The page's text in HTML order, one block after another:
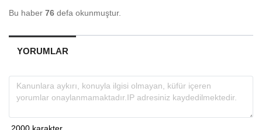
Bu haber 76 defa okunmuştur.
YORUMLAR